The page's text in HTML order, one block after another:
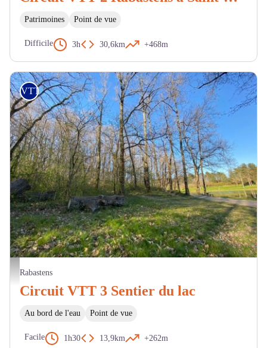
Patrimoines Point de vue
Difficile 3h 30,6km +468m
Lac des Auzerals - M. Cazeméa
VTT
Rabastens
Circuit VTT 3 Sentier du lac
Au bord de l'eau Point de vue
Facile 1h30 13,9km +262m